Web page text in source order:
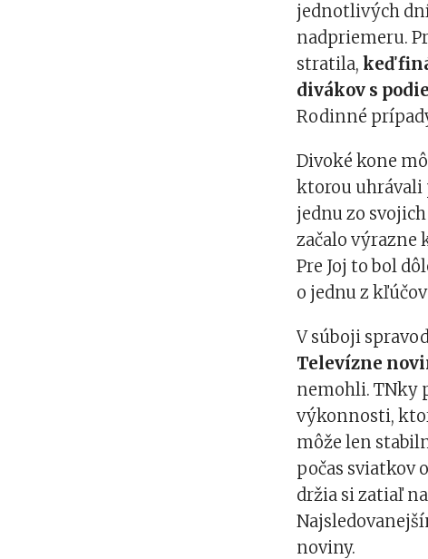
jednotlivých
nadpriemeru.
stratila, keď
divákov s
Rodinné
Divoké kone
ktorou uhrávali
jednu zo
začalo výrazne
Pre Joj to bol
o jednu z
V súboji
Televízne
nemohli. TNky
výkonnosti,
môže len
počas sviatkov
držia si zatiaľ
noviny.